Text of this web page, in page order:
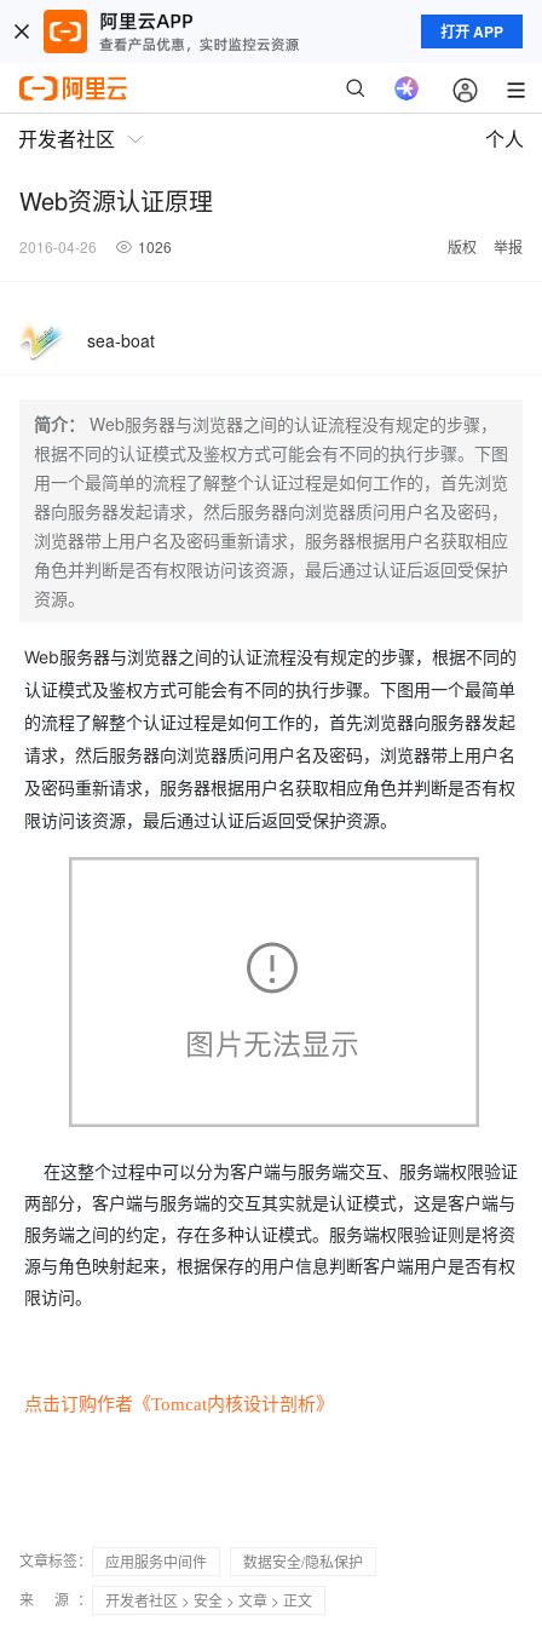
打开 APP
开发者社区 个人
Web资源认证原理
2016-04-26 1026 版权 举报
sea-boat
简介：
Web服务器与浏览器之间的认证流程没有规定的步骤，
根据不同的认证模式及鉴权方式可能会有不同的执行步骤。下图
用一个最简单的流程了解整个认证过程是如何工作的，首先浏览
器向服务器发起请求，然后服务器向浏览器质问用户名及密码，
浏览器带上用户名及密码重新请求，服务器根据用户名获取相应
角色并判断是否有权限访问该资源，最后通过认证后返回受保护
资源。
Web服务器与浏览器之间的认证流程没有规定的步骤，根据不同的
认证模式及鉴权方式可能会有不同的执行步骤。下图用一个最简单
的流程了解整个认证过程是如何工作的，首先浏览器向服务器发起
请求，然后服务器向浏览器质问用户名及密码，浏览器带上用户名
及密码重新请求，服务器根据用户名获取相应角色并判断是否有权
限访问该资源，最后通过认证后返回受保护资源。
在这整个过程中可以分为客户端与服务端交互、服务端权限验证
两部分，客户端与服务端的交互其实就是认证模式，这是客户端与
服务端之间的约定，存在多种认证模式。服务端权限验证则是将资
源与角色映射起来，根据保存的用户信息判断客户端用户是否有权
限访问。
点击订购作者《Tomcat内核设计剖析》
文章标签： 应用服务中间件
数据安全/隐私保护
来 源：
开发者社区 > 安全 > 文章 > 正文